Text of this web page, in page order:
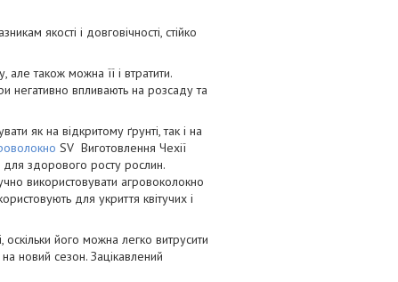
якості і довговічності, стійко
також можна її і втратити.
негативно впливають на розсаду та
як на відкритому ґрунті, так і на
SV Виготовлення Чехії
для здорового росту рослин.
використовувати агровоколокно
для укриття квітучих і
його можна легко витрусити
новий сезон. Зацікавлений